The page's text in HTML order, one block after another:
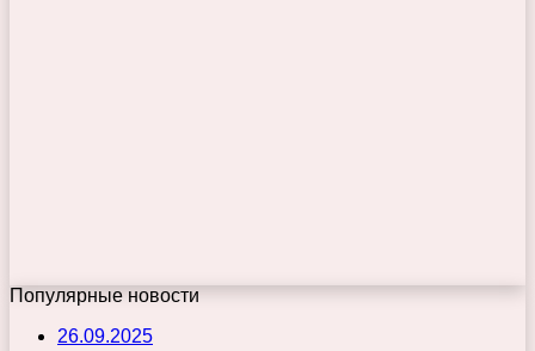
Популярные новости
26.09.2025